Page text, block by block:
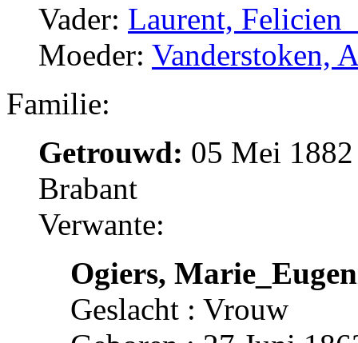
Vader: Laurent,
Moeder: Vanderstoken,
Familie:
Getrouwd: 05 Mei
Brabant
Verwante:
Ogiers,
Geslacht : Vrouw